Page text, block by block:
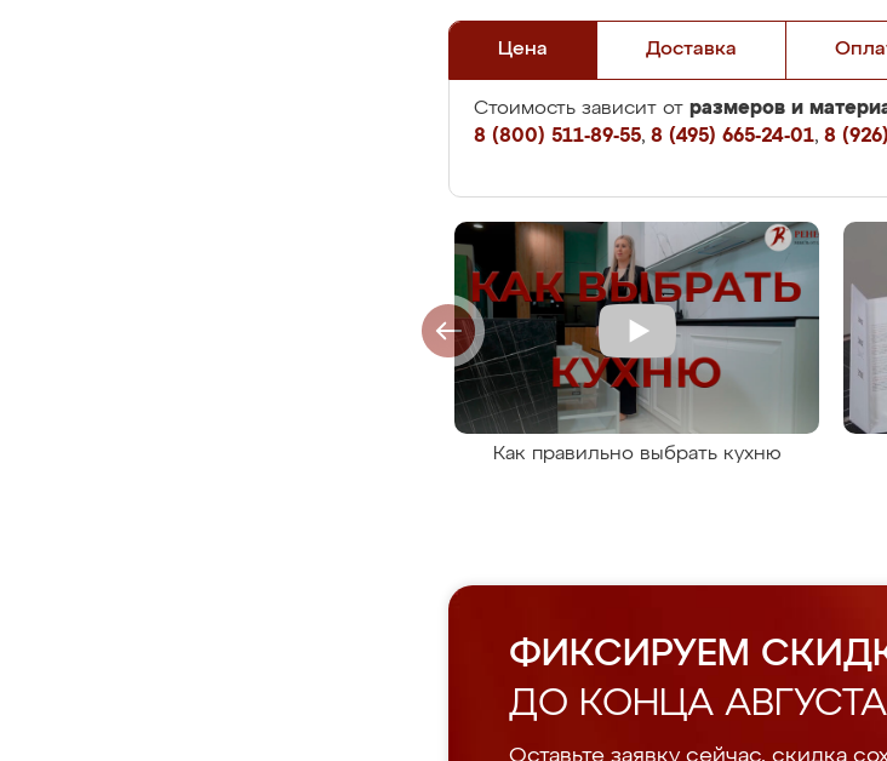
Цена Доставка
Стоимость зависит от размеров и
8 (800) 511-89-55, 8 (495) 665-24-01, 8
Как правильно выбрать кухню
ФИКСИРУЕМ
ДО КОНЦА АВГУСТА
Оставьте заявку сейчас, скидка